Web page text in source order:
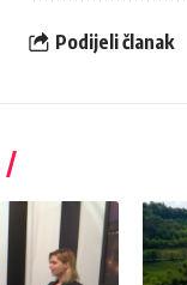
Podijeli članak